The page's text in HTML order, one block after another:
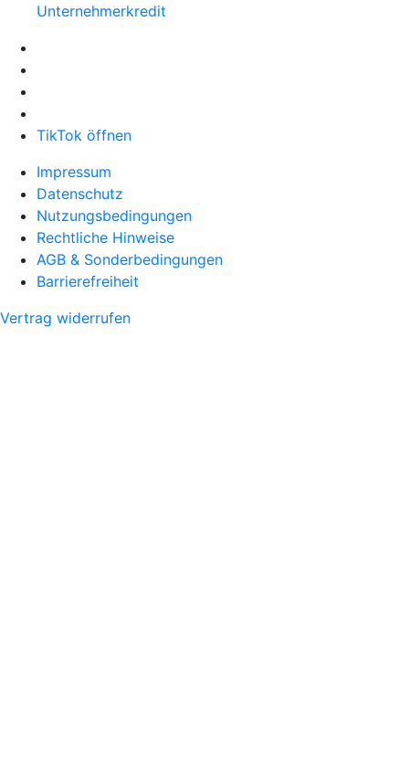
Unternehmerkredit
TikTok öffnen
Impressum
Datenschutz
Nutzungsbedingungen
Rechtliche Hinweise
AGB & Sonderbedingungen
Barrierefreiheit
Vertrag widerrufen